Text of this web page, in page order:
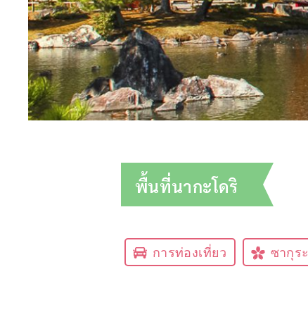
พื้นที่นากะโดริ
การท่องเที่ยว ซากุระ